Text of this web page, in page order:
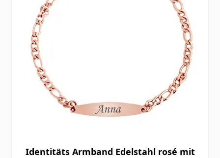
Identitäts Armband Edelstahl rosé mit